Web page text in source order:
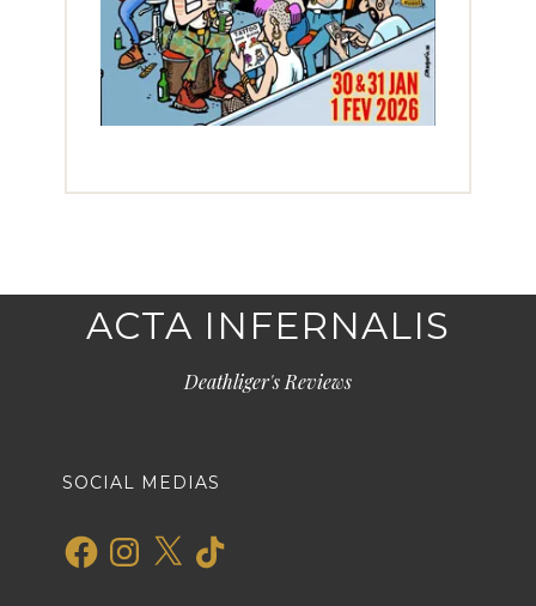
ACTA INFERNALIS
Deathliger's Reviews
SOCIAL MEDIAS
FacebookInstagram
X TikTok